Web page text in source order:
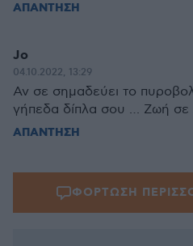
ΑΠΑΝΤΗΣΗ
Jo
04.10.2022, 13:29
Αν σε σημαδεύει το
γήπεδα δίπλα σου … Ζωή σε
ΑΠΑΝΤΗΣΗ
ΦΟΡΤΩΣΗ